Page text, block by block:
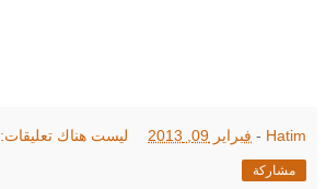
Hatim
- فبراير 09, 2013 ليست هناك تعليقات:
مشاركة